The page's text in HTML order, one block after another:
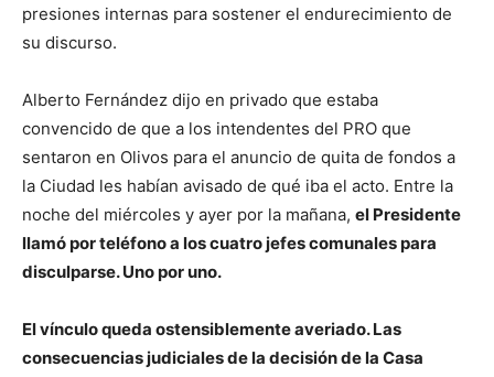
presiones internas para sostener el endurecimiento de
su discurso.
Alberto Fernández dijo en privado que estaba
convencido de que a los intendentes del PRO que
sentaron en Olivos para el anuncio de quita de fondos a
la Ciudad les habían avisado de qué iba el acto. Entre la
noche del miércoles y ayer por la mañana, el Presidente
llamó por teléfono a los cuatro jefes comunales para
disculparse. Uno por uno.
El vínculo queda ostensiblemente averiado. Las
consecuencias judiciales de la decisión de la Casa